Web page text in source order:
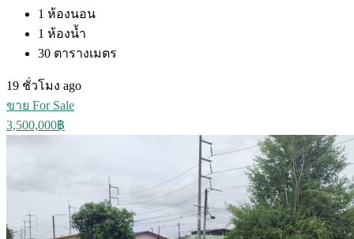
1 ห้องนอน
1 ห้องน้ำ
30 ตารางเมตร
19 ชั่วโมง ago
ขาย For Sale
3,500,000฿